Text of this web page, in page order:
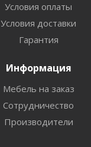
Условия оплаты
Условия доставки
Гарантия
Информация
Мебель на заказ
Сотрудничество
Производители